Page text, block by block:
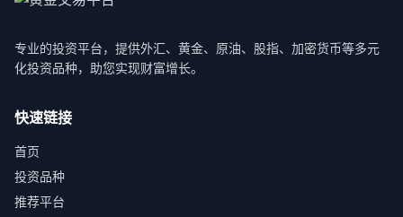
专业的投资平台，提供外汇、黄金、原油、股指、加密货币等多元
化投资品种，助您实现财富增长。
快速链接
首页
投资品种
推荐平台